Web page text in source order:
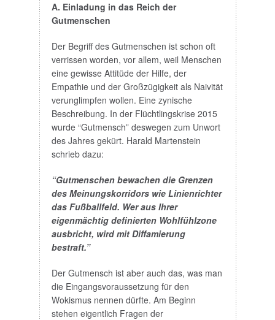
A. Einladung in das Reich der
Gutmenschen
Der Begriff des Gutmenschen ist schon oft
verrissen worden, vor allem, weil Menschen
eine gewisse Attitüde der Hilfe, der
Empathie und der Großzügigkeit als Naivität
verunglimpfen wollen. Eine zynische
Beschreibung. In der Flüchtlingskrise 2015
wurde “Gutmensch” deswegen zum Unwort
des Jahres gekürt. Harald Martenstein
schrieb dazu:
“Gutmenschen bewachen die Grenzen
des Meinungskorridors wie Linienrichter
das Fußballfeld. Wer aus Ihrer
eigenmächtig definierten Wohlfühlzone
ausbricht, wird mit Diffamierung
bestraft.”
Der Gutmensch ist aber auch das, was man
die Eingangsvoraussetzung für den
Wokismus nennen dürfte. Am Beginn
stehen eigentlich Fragen der